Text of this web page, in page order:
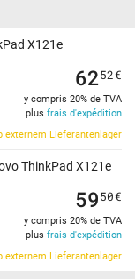
X121e
externem Lieferantenlager
6252€
y compris 20% de TVA
plus frais d'expédition
ThinkPad X121e
externem Lieferantenlager
5950€
y compris 20% de TVA
plus frais d'expédition